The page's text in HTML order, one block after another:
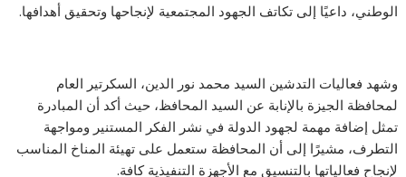
الوطني، داعيًا إلى تكاتف الجهود المجتمعية لإنجاحها وتحقيق أهدافها.
وشهد فعاليات التدشين السيد محمد نور الدين، السكرتير العام
لمحافظة الجيزة بالإنابة عن السيد المحافظ، حيث أكد أن المبادرة
تمثل إضافة مهمة لجهود الدولة في نشر الفكر المستنير ومواجهة
التطرف، مشيرًا إلى أن المحافظة ستعمل على تهيئة المناخ المناسب
لإنجاح فعالياتها بالتنسيق مع الأجهزة التنفيذية كافة.